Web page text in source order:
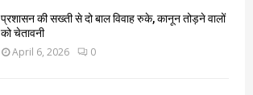
प्रशासन की सख्ती से दो बाल विवाह रुके, कानून तोड़ने वालों
को चेतावनी
April 6, 2026 0